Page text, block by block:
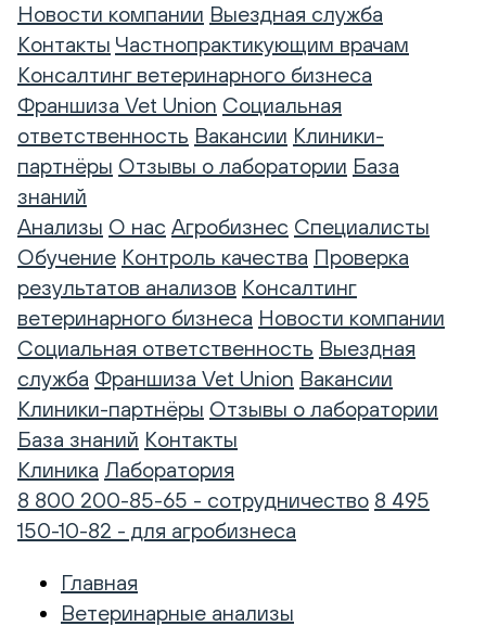
Новости компании Выездная служба
Контакты Частнопрактикующим врачам
Консалтинг ветеринарного бизнеса
Франшиза Vet Union Социальная
ответственность Вакансии Клиники-
партнёры Отзывы о лаборатории База
знаний
Анализы О нас Агробизнес Специалисты
Обучение Контроль качества Проверка
результатов анализов Консалтинг
ветеринарного бизнеса Новости компании
Социальная ответственность Выездная
служба Франшиза Vet Union Вакансии
Клиники-партнёры Отзывы о лаборатории
База знаний Контакты
Клиника Лаборатория
8 800 200-85-65 - сотрудничество 8 495
150-10-82 - для агробизнеса
Главная
Ветеринарные анализы